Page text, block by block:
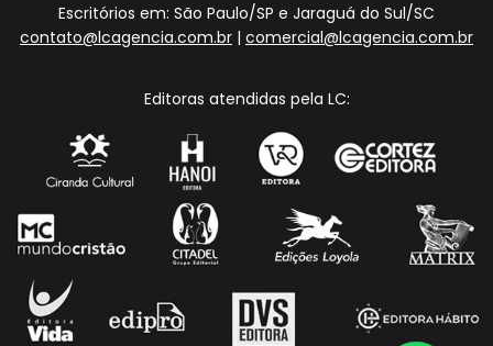
Escritórios em: São Paulo/SP e Jaraguá do Sul/SC
contato@lcagencia.com.br | comercial@lcagencia.com.br
Editoras atendidas pela LC: